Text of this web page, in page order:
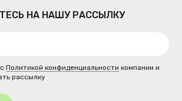
НА НАШУ РАССЫЛКУ
сПолитикой конфиденциальности компании и
рассылку